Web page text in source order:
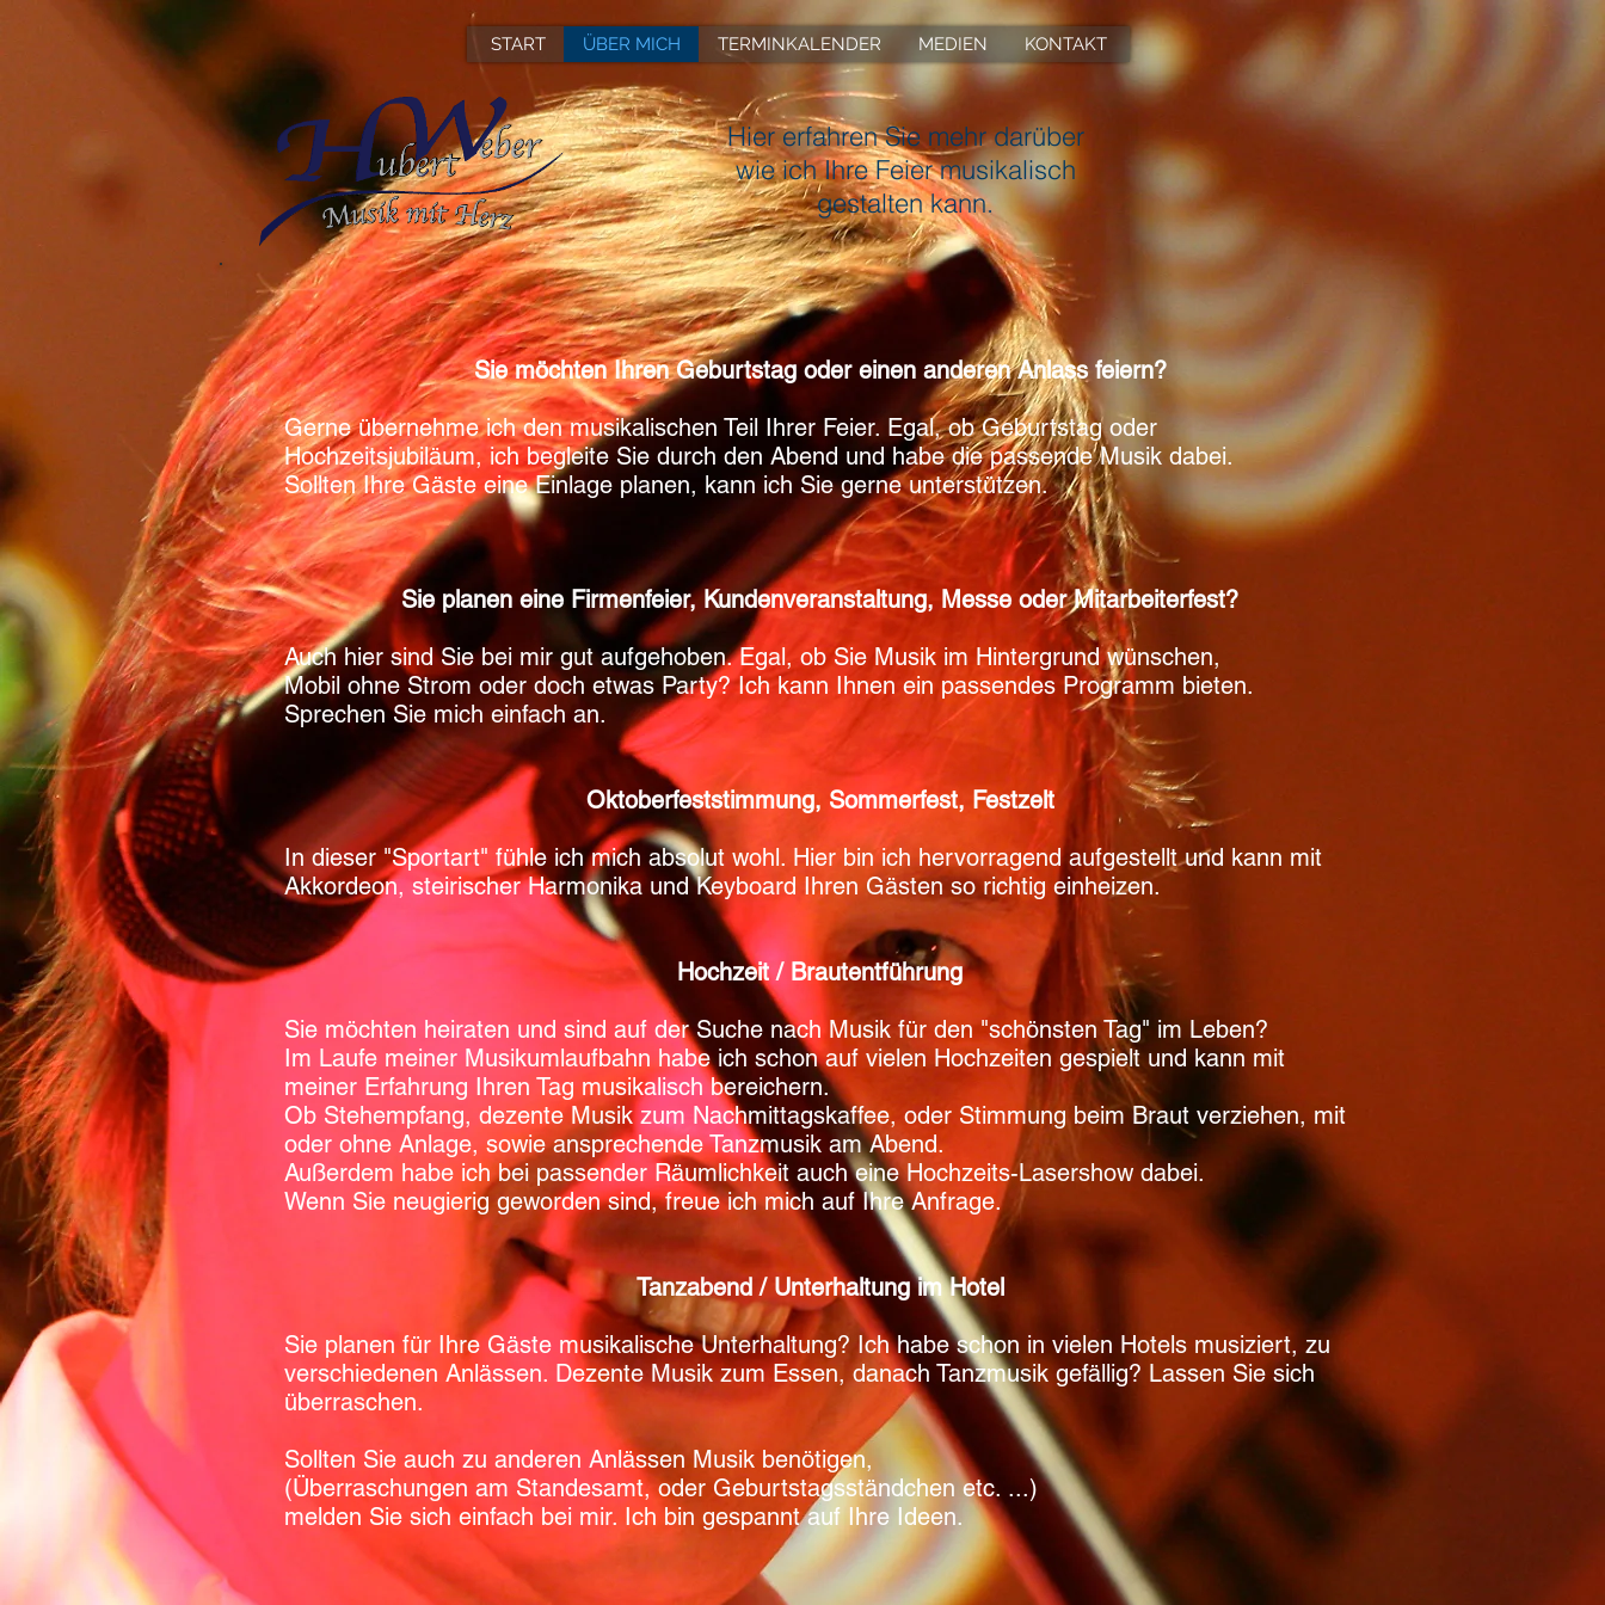
Hier erfahren Sie mehr darüber
wie ich Ihre Feier musikalisch
gestalten kann.
Sie möchten Ihren Geburtstag oder einen anderen Anlass feiern?
Gerne übernehme ich den musikalischen Teil Ihrer Feier. Egal, ob Geburtstag oder
Hochzeitsjubiläum, ich begleite Sie durch den Abend und habe die passende Musik dabei.
Sollten Ihre Gäste eine Einlage planen, kann ich Sie gerne unterstützen.
Sie planen eine Firmenfeier, Kundenveranstaltung, Messe oder Mitarbeiterfest?
Auch hier sind Sie bei mir gut aufgehoben. Egal, ob Sie Musik im Hintergrund wünschen,
Mobil ohne Strom oder doch etwas Party? Ich kann Ihnen ein passendes Programm bieten.
Sprechen Sie mich einfach an.
Oktoberfeststimmung, Sommerfest, Festzelt
In dieser "Sportart" fühle ich mich absolut wohl. Hier bin ich hervorragend aufgestellt und kann mit
Akkordeon, steirischer Harmonika und Keyboard Ihren Gästen so richtig einheizen.
Hochzeit / Brautentführung
Sie möchten heiraten und sind auf der Suche nach Musik für den "schönsten Tag" im Leben?
Im Laufe meiner Musikumlaufbahn habe ich schon auf vielen Hochzeiten gespielt und kann mit
meiner Erfahrung Ihren Tag musikalisch bereichern.
Ob Stehempfang, dezente Musik zum Nachmittagskaffee, oder Stimmung beim Braut verziehen, mit
oder ohne Anlage, sowie ansprechende Tanzmusik am Abend.
Außerdem habe ich bei passender Räumlichkeit auch eine Hochzeits-Lasershow dabei.
Wenn Sie neugierig geworden sind, freue ich mich auf Ihre Anfrage.
Tanzabend / Unterhaltung im Hotel
Sie planen für Ihre Gäste musikalische Unterhaltung? Ich habe schon in vielen Hotels musiziert, zu
verschiedenen Anlässen. Dezente Musik zum Essen, danach Tanzmusik gefällig? Lassen Sie sich
überraschen.
Sollten Sie auch zu anderen Anlässen Musik benötigen,
(Überraschungen am Standesamt, oder Geburtstagsständchen etc. ...)
melden Sie sich einfach bei mir. Ich bin gespannt auf Ihre Ideen.
START ÜBER MICH TERMINKALENDER MEDIEN KONTAKT